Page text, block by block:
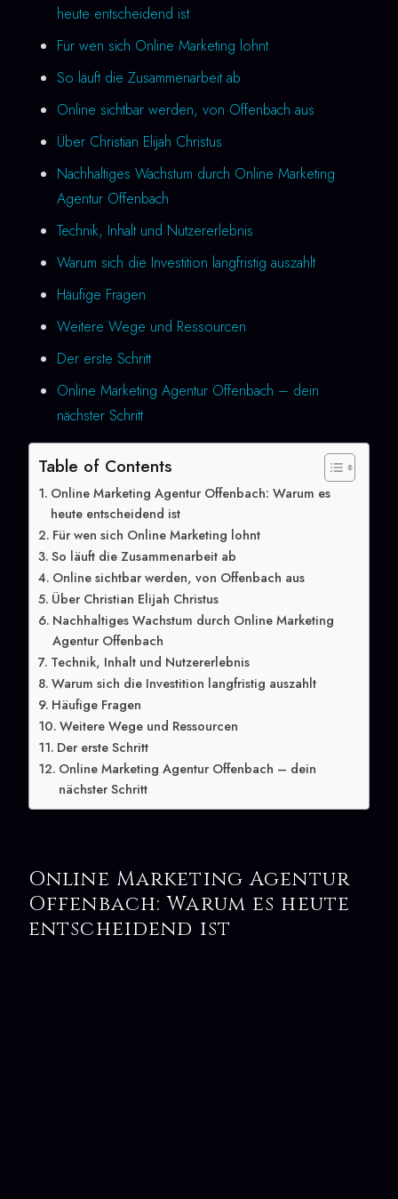
heute entscheidend ist
Für wen sich Online Marketing lohnt
So läuft die Zusammenarbeit ab
Online sichtbar werden, von Offenbach aus
Über Christian Elijah Christus
Nachhaltiges Wachstum durch Online Marketing
Agentur Offenbach
Technik, Inhalt und Nutzererlebnis
Warum sich die Investition langfristig auszahlt
Häufige Fragen
Weitere Wege und Ressourcen
Der erste Schritt
Online Marketing Agentur Offenbach – dein
nächster Schritt
Table of Contents
Online Marketing Agentur Offenbach: Warum es
heute entscheidend ist
Für wen sich Online Marketing lohnt
So läuft die Zusammenarbeit ab
Online sichtbar werden, von Offenbach aus
Über Christian Elijah Christus
Nachhaltiges Wachstum durch Online Marketing
Agentur Offenbach
Technik, Inhalt und Nutzererlebnis
Warum sich die Investition langfristig auszahlt
Häufige Fragen
Weitere Wege und Ressourcen
Der erste Schritt
Online Marketing Agentur Offenbach – dein
nächster Schritt
Online Marketing Agentur
Offenbach: Warum es heute
entscheidend ist